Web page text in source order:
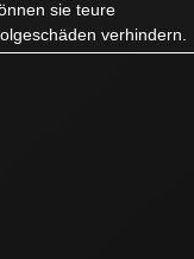
sie teure
verhindern.